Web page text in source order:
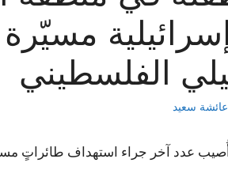
الفلسطيني
عائشة سعيد
عدد آخر جراء استهداف طائراتٍ